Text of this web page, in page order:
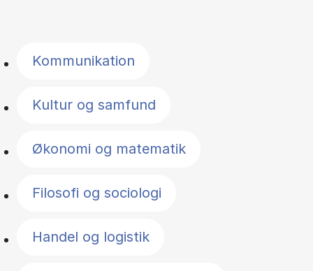
Kommunikation
Kultur og samfund
Økonomi og matematik
Filosofi og sociologi
Handel og logistik